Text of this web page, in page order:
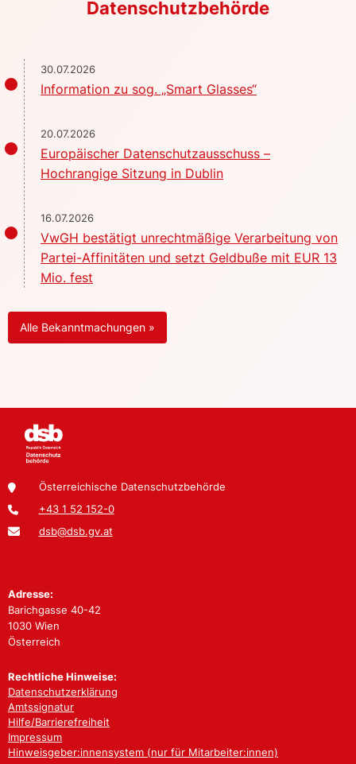
Datenschutzbehörde
30.07.2026
Information zu sog. „Smart Glasses“
20.07.2026
Europäischer Datenschutzausschuss –
Hochrangige Sitzung in Dublin
16.07.2026
VwGH bestätigt unrechtmäßige Verarbeitung von
Partei-Affinitäten und setzt Geldbuße mit EUR 13
Mio. fest
Alle Bekanntmachungen »
Österreichische Datenschutzbehörde
+43 1 52 152-0
dsb@dsb.gv.at
Adresse:
Barichgasse 40-42
1030 Wien
Österreich
Rechtliche Hinweise:
Datenschutzerklärung
Amtssignatur
Hilfe/Barrierefreiheit
Impressum
Hinweisgeber:innensystem (nur für Mitarbeiter:innen)